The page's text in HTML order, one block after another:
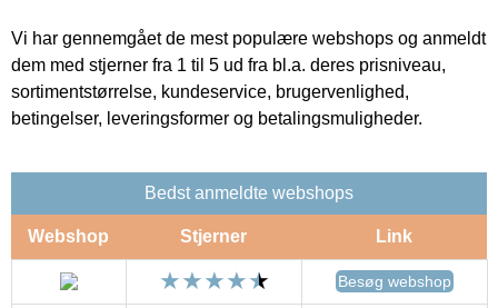
Vi har gennemgået de mest populære webshops og anmeldt
dem med stjerner fra 1 til 5 ud fra bl.a. deres prisniveau,
sortimentstørrelse, kundeservice, brugervenlighed,
betingelser, leveringsformer og betalingsmuligheder.
Bedst anmeldte webshops
Webshop Stjerner Link
Besøg webshop